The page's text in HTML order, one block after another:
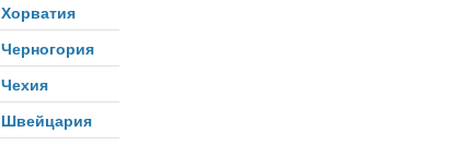
Хорватия
Черногория
Чехия
Швейцария